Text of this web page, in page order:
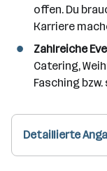
offen. Du
Karriere
Zahlreiche
Catering,
Fasching
Detaillierte